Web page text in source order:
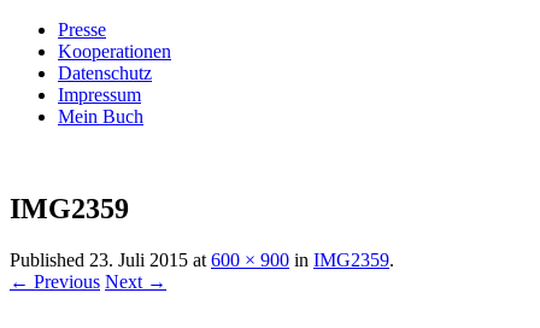
Presse
Kooperationen
Datenschutz
Impressum
Mein Buch
Villa König
IMG2359
Published 23. Juli 2015 at 600 × 900 in IMG2359.
← Previous Next →